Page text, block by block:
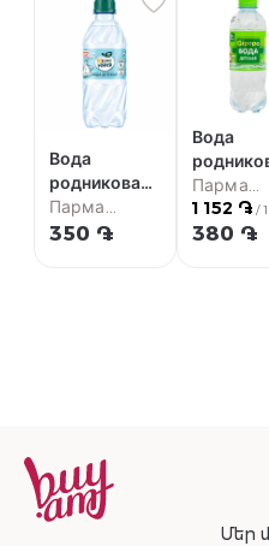
Вода
родниковая
"Фрутто
Няня" для
Парма
супермаркет
350 ֏
Вода
"Gipopo"
для детей
330мл
Парма
1 152 ֏ / 1լ
380 ֏
Մեր